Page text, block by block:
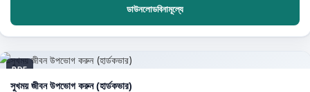
ডাউনলোডবিনামূল্যে
PDF
সুখময় জীবন উপভোগ করুন (হার্ডকভার)